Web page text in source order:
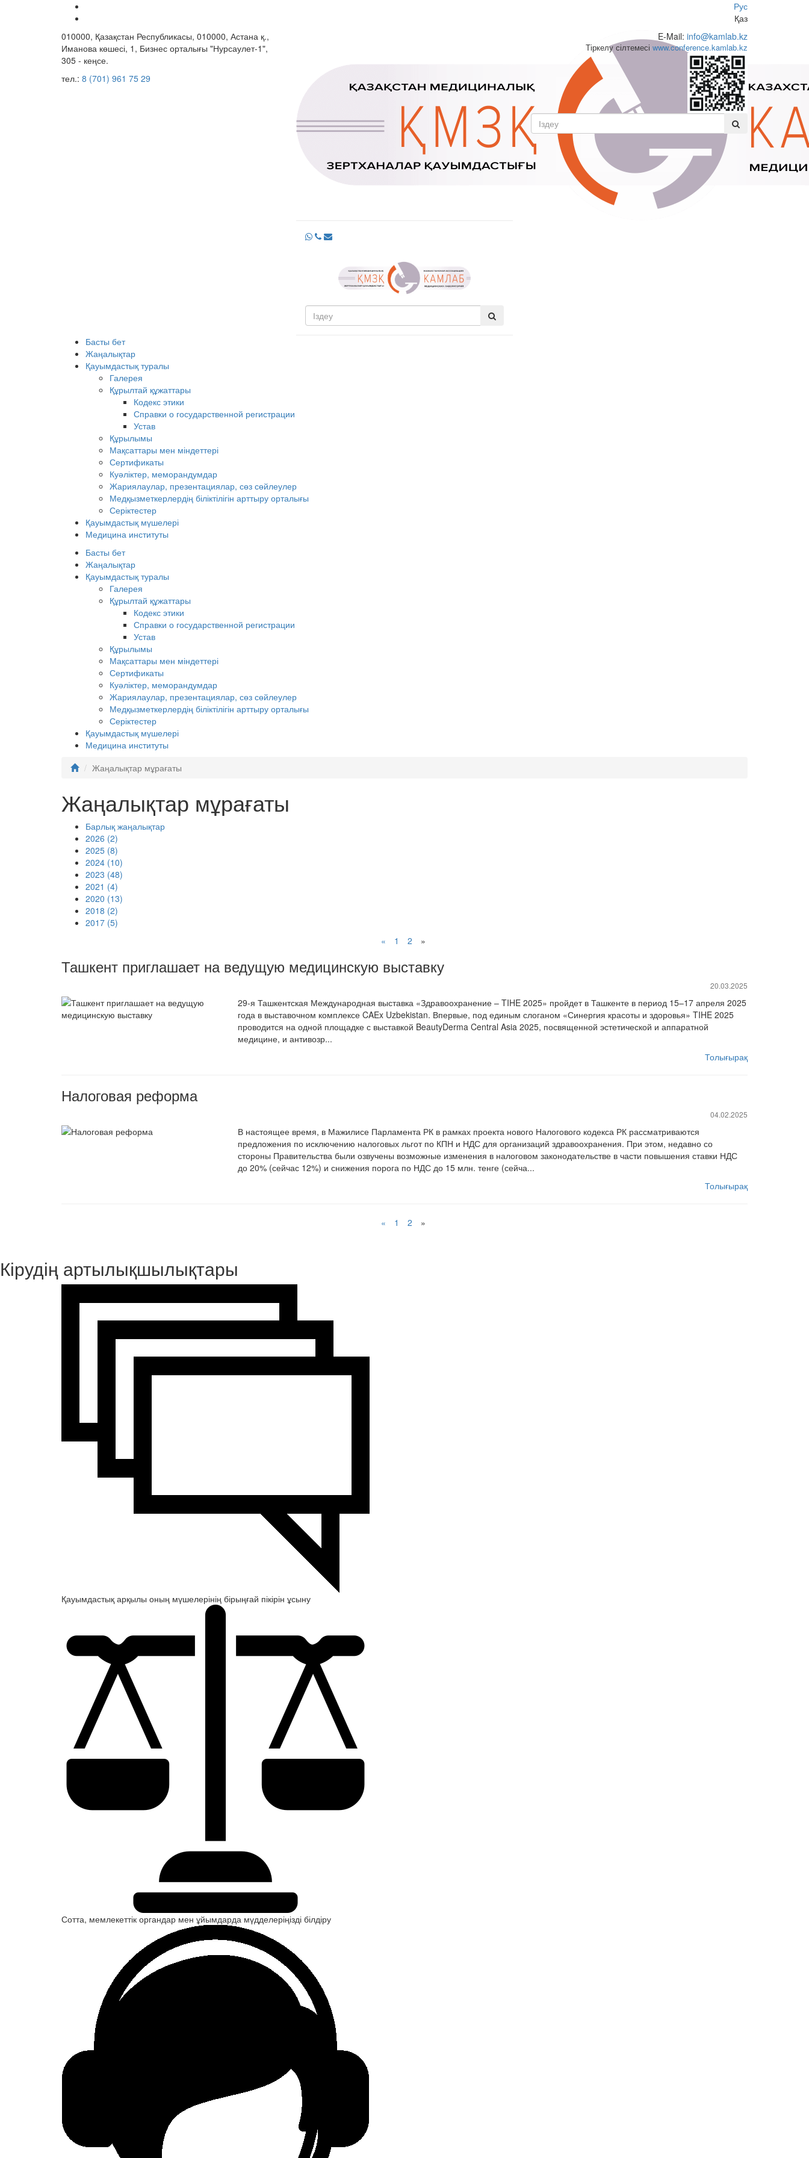
Рус
Қаз
010000, Қазақстан Республикасы, 010000, Астана қ.,
Иманова көшесі, 1, Бизнес орталығы "Нурсаулет-1",
305 - кеңсе.
тел.: 8 (701) 961 75 29
E-Mail: info@kamlab.kz
Тіркелу сілтемесі www.conference.kamlab.kz
Басты бет
Жаңалықтар
Қауымдастық туралы
Галерея
Құрылтай құжаттары
Кодекс этики
Справки о государственной регистрации
Устав
Құрылымы
Мақсаттары мен міндеттері
Сертификаты
Куәліктер, меморандумдар
Жариялаулар, презентациялар, сөз сөйлеулер
Медқызметкерлердің біліктілігін арттыру орталығы
Серіктестер
Қауымдастық мүшелері
Медицина институты
Басты бет
Жаңалықтар
Қауымдастық туралы
Галерея
Құрылтай құжаттары
Кодекс этики
Справки о государственной регистрации
Устав
Құрылымы
Мақсаттары мен міндеттері
Сертификаты
Куәліктер, меморандумдар
Жариялаулар, презентациялар, сөз сөйлеулер
Медқызметкерлердің біліктілігін арттыру орталығы
Серіктестер
Қауымдастық мүшелері
Медицина институты
Жаңалықтар мұрағаты
Жаңалықтар мұрағаты
Барлық жаңалықтар
2026 (2)
2025 (8)
2024 (10)
2023 (48)
2021 (4)
2020 (13)
2018 (2)
2017 (5)
«
1 2 »
Ташкент приглашает на ведущую медицинскую выставку
20.03.2025
29-я Ташкентская Международная выставка «Здравоохранение – TIHE 2025» пройдет в Ташкенте в период 15–17 апреля 2025
года в выставочном комплексе CAEx Uzbekistan. Впервые, под единым слоганом «Синергия красоты и здоровья» TIHE 2025
проводится на одной площадке с выставкой BeautyDerma Central Asia 2025, посвященной эстетической и аппаратной
медицине, и антивозр...
Толығырақ
Налоговая реформа
04.02.2025
В настоящее время, в Мажилисе Парламента РК в рамках проекта нового Налогового кодекса РК рассматриваются
предложения по исключению налоговых льгот по КПН и НДС для организаций здравоохранения. При этом, недавно со
стороны Правительства были озвучены возможные изменения в налоговом законодательстве в части повышения ставки НДС
до 20% (сейчас 12%) и снижения порога по НДС до 15 млн. тенге (сейча...
Толығырақ
« 1 2 »
Кірудің артылықшылықтары
Қауымдастық арқылы оның мүшелерінің бірыңғай пікірін ұсыну
Сотта, мемлекеттік органдар мен ұйымдарда мүдделеріңізді білдіру